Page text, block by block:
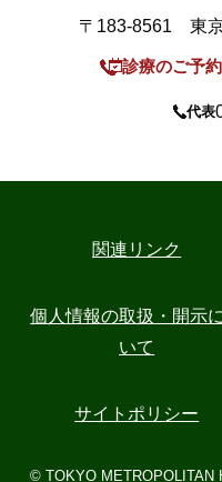
〒183-8561 東
診療のご予約
代表
関連リンク
個人情報の取扱・開示
いて
サイトポリシー
© TOKYO METROPOLITAN